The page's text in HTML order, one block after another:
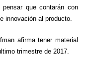
que contarán con
innovación al producto.
afirma tener material
trimestre de 2017.